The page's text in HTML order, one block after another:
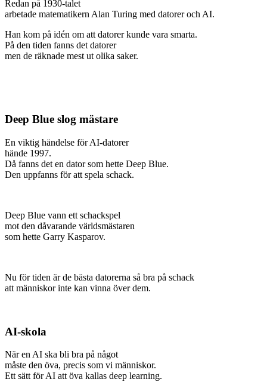
Redan på 1930-talet
arbetade matematikern Alan Turing med datorer och AI.
Han kom på idén om att datorer kunde vara smarta.
På den tiden fanns det datorer
men de räknade mest ut olika saker.
Deep Blue slog mästare
En viktig händelse för AI-datorer
hände 1997.
Då fanns det en dator som hette Deep Blue.
Den uppfanns för att spela schack.
Deep Blue vann ett schackspel
mot den dåvarande världsmästaren
som hette Garry Kasparov.
Nu för tiden är de bästa datorerna så bra på schack
att människor inte kan vinna över dem.
AI-skola
När en AI ska bli bra på något
måste den öva, precis som vi människor.
Ett sätt för AI att öva kallas deep learning.